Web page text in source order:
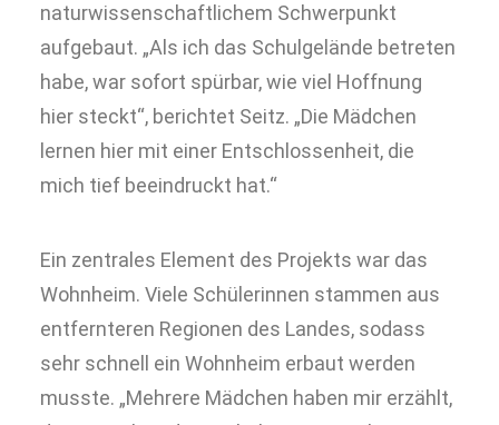
naturwissenschaftlichem Schwerpunkt
aufgebaut. „Als ich das Schulgelände betreten
habe, war sofort spürbar, wie viel Hoffnung
hier steckt“, berichtet Seitz. „Die Mädchen
lernen hier mit einer Entschlossenheit, die
mich tief beeindruckt hat.“
Ein zentrales Element des Projekts war das
Wohnheim. Viele Schülerinnen stammen aus
entfernteren Regionen des Landes, sodass
sehr schnell ein Wohnheim erbaut werden
musste. „Mehrere Mädchen haben mir erzählt,